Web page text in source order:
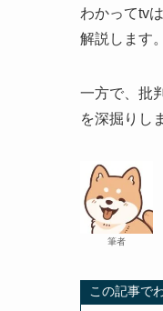
わかってtv
解説します。
一方で、批
を深掘りし
筆者
この記事で